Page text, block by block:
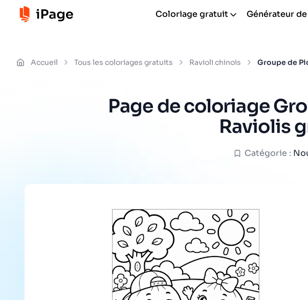
Coloriage gratuit Générateur
Accueil Tous les coloriages gratuits Ravioli chinois Groupe de
Page de coloriage
Raviolis
Catégorie :